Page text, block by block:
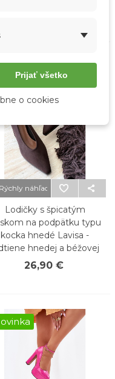
Rýchly náhľad
Lodičky s špicatým
na podpätku typu
kocka hnedé Lavisa -
hnedej a béžovej
26,90 €
Prijať všetko
o cookies